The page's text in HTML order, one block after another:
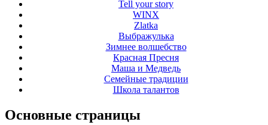
Tell your story
WINX
Zlatka
Выбражулька
Зимнее волшебство
Красная Пресня
Маша и Медведь
Семейные традиции
Школа талантов
Основные страницы